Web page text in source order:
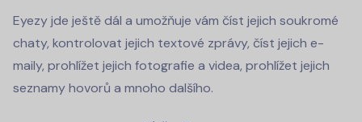
Eyezy jde ještě dál a umožňuje vám číst jejich soukromé
chaty, kontrolovat jejich textové zprávy, číst jejich e-
maily, prohlížet jejich fotografie a videa, prohlížet jejich
seznamy hovorů a mnoho dalšího.